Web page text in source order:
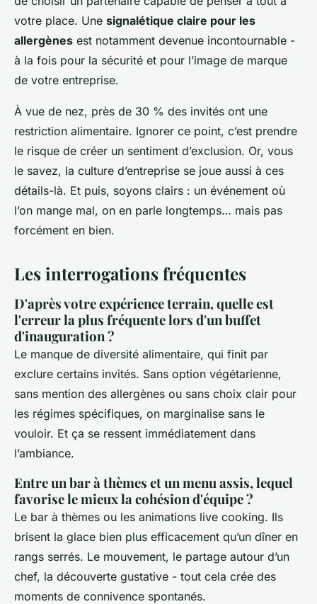
votre place. Une signalétique claire pour les
allergènes est notamment devenue incontournable -
à la fois pour la sécurité et pour l’image de marque
de votre entreprise.
À vue de nez, près de 30 % des invités ont une
restriction alimentaire. Ignorer ce point, c’est prendre
le risque de créer un sentiment d’exclusion. Or, vous
le savez, la culture d’entreprise se joue aussi à ces
détails-là. Et puis, soyons clairs : un événement où
l’on mange mal, on en parle longtemps… mais pas
forcément en bien.
Les interrogations fréquentes
D'après votre expérience terrain, quelle est
l'erreur la plus fréquente lors d'un buffet
d'inauguration ?
Le manque de diversité alimentaire, qui finit par
exclure certains invités. Sans option végétarienne,
sans mention des allergènes ou sans choix clair pour
les régimes spécifiques, on marginalise sans le
vouloir. Et ça se ressent immédiatement dans
l’ambiance.
Entre un bar à thèmes et un menu assis, lequel
favorise le mieux la cohésion d'équipe ?
Le bar à thèmes ou les animations live cooking. Ils
brisent la glace bien plus efficacement qu’un dîner en
rangs serrés. Le mouvement, le partage autour d’un
chef, la découverte gustative - tout cela crée des
moments de connivence spontanés.